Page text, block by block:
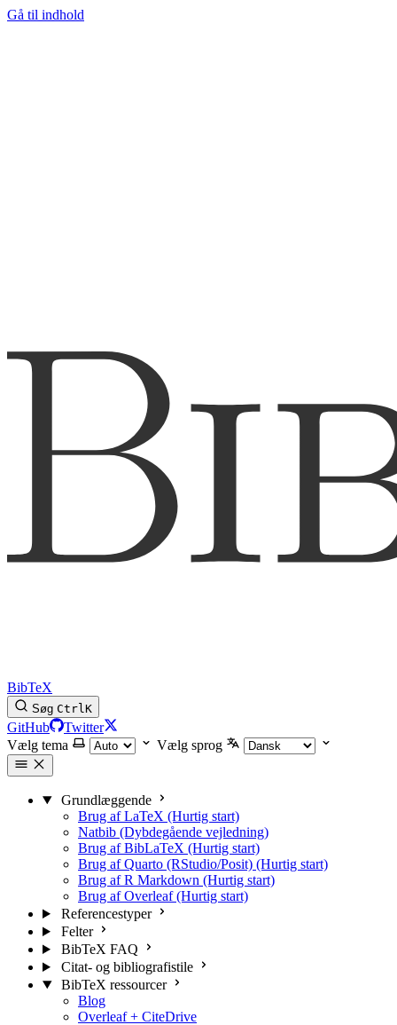
Gå til indhold
BibTeX
Søg CtrlK
GitHub
Twitter
Vælg tema
Vælg sprog
Grundlæggende
Brug af LaTeX (Hurtig start)
Natbib (Dybdegående vejledning)
Brug af BibLaTeX (Hurtig start)
Brug af Quarto (RStudio/Posit) (Hurtig start)
Brug af R Markdown (Hurtig start)
Brug af Overleaf (Hurtig start)
Referencestyper
Felter
BibTeX FAQ
Citat- og bibliografistile
BibTeX ressourcer
Blog
Overleaf + CiteDrive